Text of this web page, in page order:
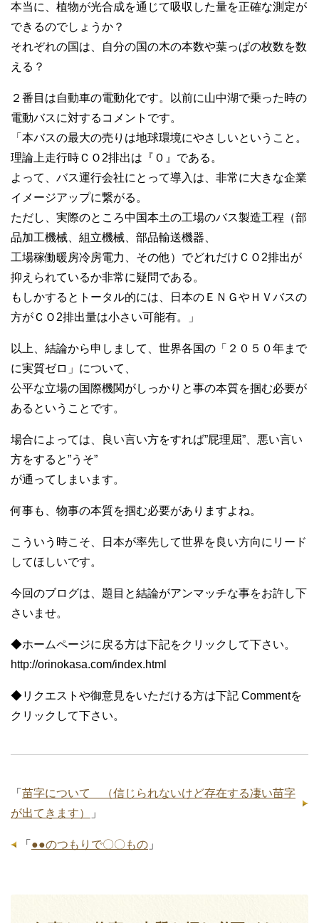
本当に、植物が光合成を通じて吸収した量を正確な測定が
できるのでしょうか？
それぞれの国は、自分の国の木の本数や葉っぱの枚数を数
える？
２番目は自動車の電動化です。以前に山中湖で乗った時の
電動バスに対するコメントです。
「本バスの最大の売りは地球環境にやさしいということ。
理論上走行時ＣＯ2排出は『０』である。
よって、バス運行会社にとって導入は、非常に大きな企業
イメージアップに繋がる。
ただし、実際のところ中国本土の工場のバス製造工程（部
品加工機械、組立機械、部品輸送機器、
工場稼働暖房冷房電力、その他）でどれだけＣＯ2排出が
抑えられているか非常に疑問である。
もしかするとトータル的には、日本のＥＮＧやＨＶバスの
方がＣＯ2排出量は小さい可能有。」
以上、結論から申しまして、世界各国の「２０５０年まで
に実質ゼロ」について、
公平な立場の国際機関がしっかりと事の本質を掴む必要が
あるということです。
場合によっては、良い言い方をすれば”屁理屈”、悪い言い
方をすると”うそ”
が通ってしまいます。
何事も、物事の本質を掴む必要がありますよね。
こういう時こそ、日本が率先して世界を良い方向にリード
してほしいです。
今回のブログは、題目と結論がアンマッチな事をお許し下
さいませ。
◆ホームページに戻る方は下記をクリックして下さい。
http://orinokasa.com/index.html
◆リクエストや御意見をいただける方は下記 Commentを
クリックして下さい。
「 苗字について （信じられないけど存在する凄い苗字
が出てきます）
」
「 ●●のつもりで〇〇もの 」